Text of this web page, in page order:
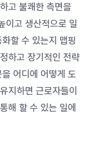
고 불쾌한 측면을
이고 생산적으로 일
할 수 있는지 맵핑
하고 장기적인 전략
어디에 어떻게 도
지하면 근로자들이
해 할 수 있는 일에